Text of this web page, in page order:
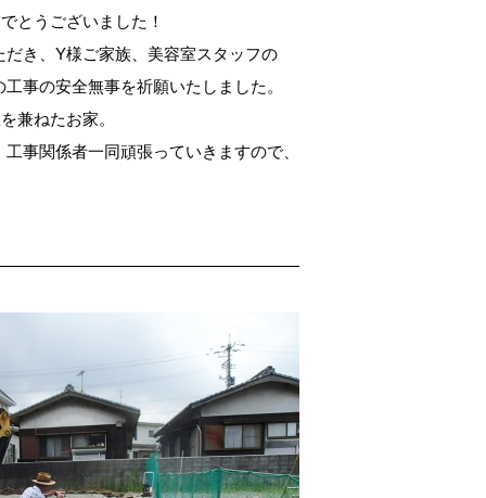
とうございました！
き、Y様ご家族、美容室スタッフの
事の安全無事を祈願いたしました。
兼ねたお家。
事関係者一同頑張っていきますので、